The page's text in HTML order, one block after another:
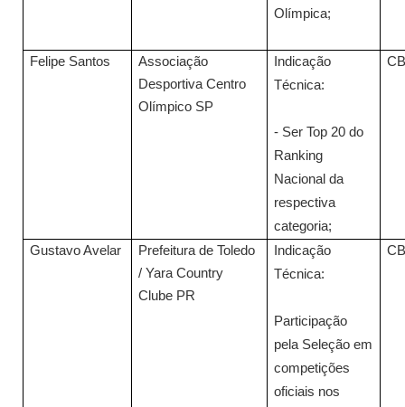
Olímpica;
Felipe Santos
Associação
Desportiva Centro
Olímpico SP
Indicação
Técnica:
- Ser Top 20 do
Ranking
Nacional da
respectiva
categoria;
Gustavo Avelar
Prefeitura de Toledo
/ Yara Country
Clube PR
Indicação
Técnica:
Participação
pela Seleção em
competições
oficiais nos